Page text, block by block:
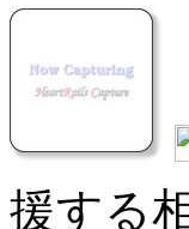
援する